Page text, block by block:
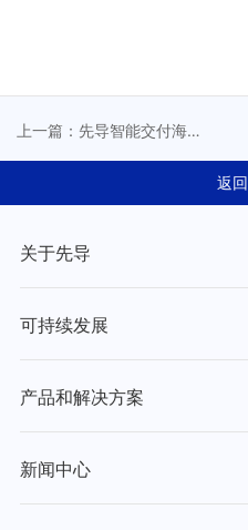
上一篇：先导智能交付海
品牌电气化转型
返
关于先导
可持续发展
产品和解决方案
新闻中心